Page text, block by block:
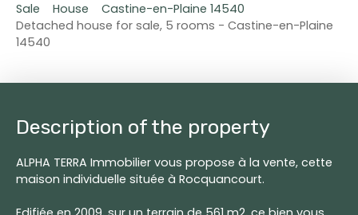
Sale House
Castine-en-Plaine 14540
Detached house for sale, 5 rooms - Castine-en-Plaine
14540
Description of the property
ALPHA TERRA Immobilier vous propose à la vente, cette
maison individuelle située à Rocquancourt.